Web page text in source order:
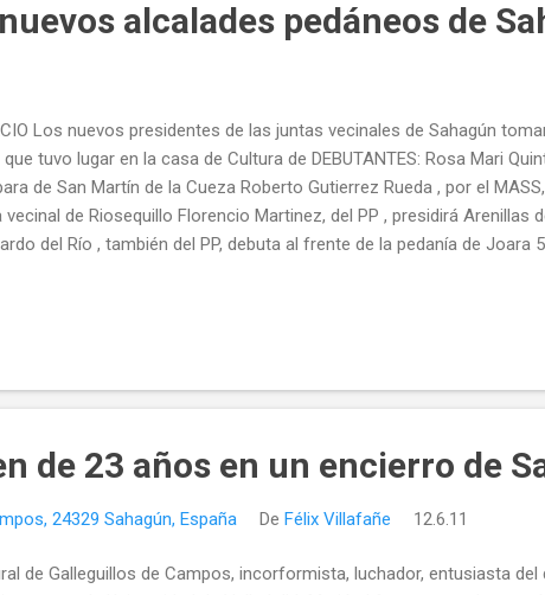
alcalades pedáneos de
Los nuevos presidentes de las juntas vecinales de Sahagún
tuvo lugar en la casa de Cultura de DEBUTANTES: Rosa Mari
de San Martín de la Cueza Roberto Gutierrez Rueda , por el
vecinal de Riosequillo Florencio Martinez, del PP , presidirá Arenillas
del Río , también del PP, debuta al frente de la pedanía de Joara
en Celada; La popular Yolanda Castillo regirá en Villalebrín José
de Sahagún ( Diario de León - 15/07/2011 )
de 23 años en un encierro de
24329 Sahagún, España De Félix Villafañe 12.6.11
de Galleguillos de Campos, incorformista, luchador, entusiasta